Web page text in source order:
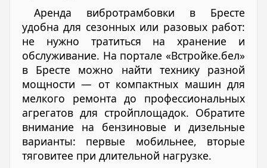
Аренда вибротрамбовки в Бресте
удобна для сезонных или разовых работ:
не нужно тратиться на хранение и
обслуживание. На портале «Встройке.бел»
в Бресте можно найти технику разной
мощности — от компактных машин для
мелкого ремонта до профессиональных
агрегатов для стройплощадок. Обратите
внимание на бензиновые и дизельные
варианты: первые мобильнее, вторые
тяговитее при длительной нагрузке.